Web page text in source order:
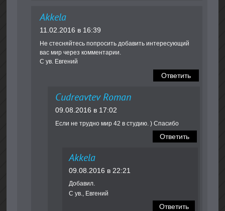
Akkela
11.02.2016 в 16:39
Не стесняйтесь попросить добавить интересующий
вас мир через комментарии.
С ув. Евгений
Ответить
Cudreavtev Roman
09.08.2016 в 17:02
Если не трудно мир 42 в студию. ) Спасибо
Ответить
Akkela
09.08.2016 в 22:21
Добавил.
С ув., Евгений
Ответить